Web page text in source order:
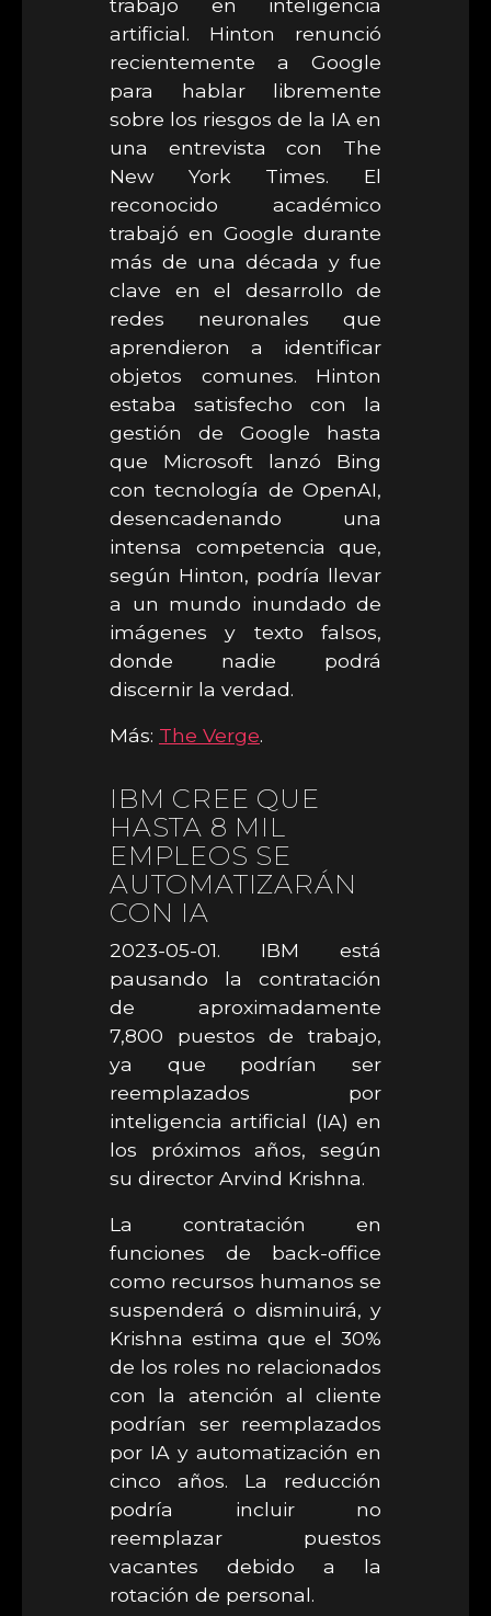
trabajo en inteligencia
artificial. Hinton renunció
recientemente a Google
para hablar libremente
sobre los riesgos de la IA en
una entrevista con The
New York Times. El
reconocido académico
trabajó en Google durante
más de una década y fue
clave en el desarrollo de
redes neuronales que
aprendieron a identificar
objetos comunes. Hinton
estaba satisfecho con la
gestión de Google hasta
que Microsoft lanzó Bing
con tecnología de OpenAI,
desencadenando una
intensa competencia que,
según Hinton, podría llevar
a un mundo inundado de
imágenes y texto falsos,
donde nadie podrá
discernir la verdad.
Más: The Verge.
IBM CREE QUE
HASTA 8 MIL
EMPLEOS SE
AUTOMATIZARÁN
CON IA
2023-05-01. IBM está
pausando la contratación
de aproximadamente
7,800 puestos de trabajo,
ya que podrían ser
reemplazados por
inteligencia artificial (IA) en
los próximos años, según
su director Arvind Krishna.
La contratación en
funciones de back-office
como recursos humanos se
suspenderá o disminuirá, y
Krishna estima que el 30%
de los roles no relacionados
con la atención al cliente
podrían ser reemplazados
por IA y automatización en
cinco años. La reducción
podría incluir no
reemplazar puestos
vacantes debido a la
rotación de personal.